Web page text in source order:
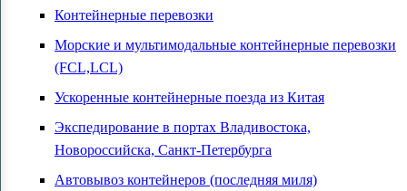
Контейнерные перевозки
Морские и мультимодальные контейнерные перевозки
(FCL,LCL)
Ускоренные контейнерные поезда из Китая
Экспедирование в портах Владивостока,
Новороссийска, Санкт-Петербурга
Автовывоз контейнеров (последняя миля)